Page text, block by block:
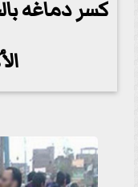
كسر دماغه